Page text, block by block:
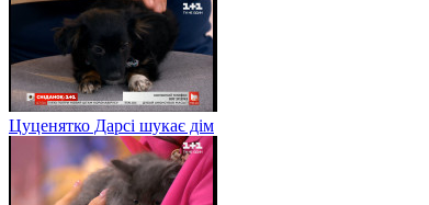
Цуценятко Дарсі шукає дім